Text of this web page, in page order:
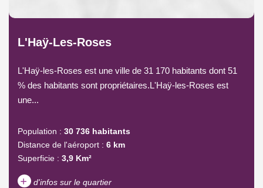
L'Haÿ-Les-Roses
L'Haÿ-les-Roses est une ville de 31 170 habitants dont 51
% des habitants sont propriétaires.L'Haÿ-les-Roses est
une...
Population : 30 736 habitants
Distance de l'aéroport : 6 km
Superficie : 3,9 Km²
+ d'infos sur le quartier